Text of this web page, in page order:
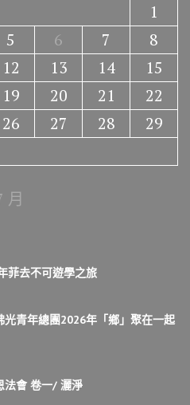
1
5 6 7
8
12 13 14
15
19 20 21
22
26 27 28
29
月
菲去不可遊學之旅
青年總團2026年「鄉」聚在一起
法會 卷一/ 灑淨